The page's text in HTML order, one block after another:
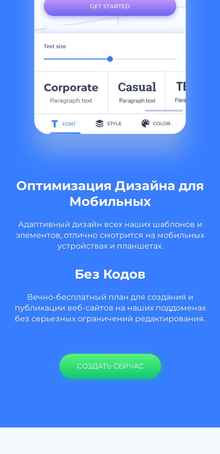
Оптимизация Дизайна для
Мобильных
Адаптивный дизайн всех наших шаблонов и
элементов, отлично смотрится на мобильных
устройствах и планшетах.
Без Кодов
Вечно-бесплатный план для создания и
публикации веб-сайтов на наших поддоменах
без серьезных ограничений редактирования.
СОЗДАТЬ СЕЙЧАС